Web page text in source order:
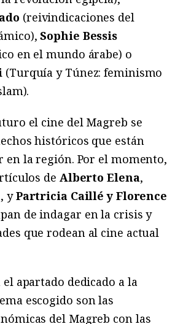
(reivindicaciones del
Sophie Bessis
en el mundo árabe) o
(Turquía y Túnez: feminismo
el cine del Magreb se
históricos que están
en la región. Por el momento,
de Alberto Elena,
, yPartricia Caillé y Florence
de indagar en la crisis y
que rodean al cine actual
apartado dedicado a la
escogido son las
del Magreb con las